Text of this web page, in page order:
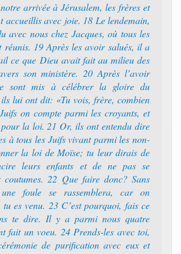
arrivée à Jérusalem, les frères et
accueillis avec joie. 18 Le lendemain,
avec nous chez Jacques, où tous les
réunis. 19 Après les avoir salués, il a
ce que Dieu avait fait au milieu des
son ministère. 20 Après l’avoir
sont mis à célébrer la gloire du
lui ont dit: «Tu vois, frère, combien
on compte parmi les croyants, et
pour la loi. 21 Or, ils ont entendu dire
à tous les Juifs vivant parmi les non-
la loi de Moïse; tu leur dirais de
leurs enfants et de ne pas se
coutumes. 22 Que faire donc? Sans
foule se rassemblera, car on
es venu. 23 C’est pourquoi, fais ce
te dire. Il y a parmi nous quatre
fait un voeu. 24 Prends-les avec toi,
de purification avec eux et